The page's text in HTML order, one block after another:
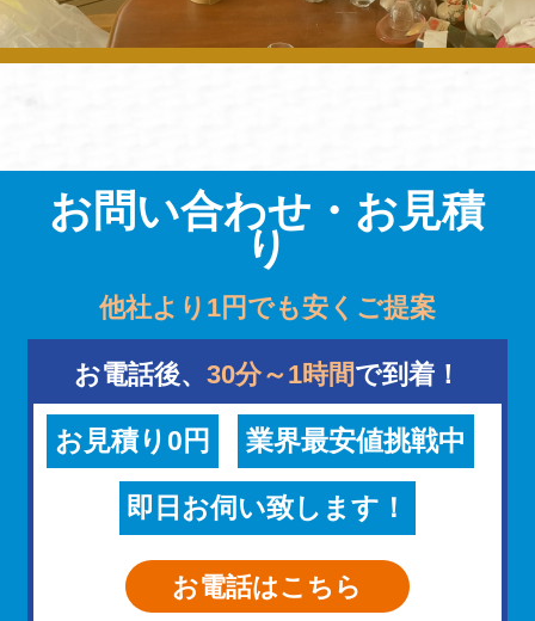
お問い合わせ・お見積
り
他社より1円でも安くご提案
お電話後、 30分～1時間で到着！
お見積り0円 業界最安値挑戦中
即日お伺い致します！
お電話はこちら